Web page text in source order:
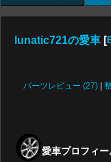
lunatic721の愛車 [
パーツレビュー (27)
愛車プロフィー